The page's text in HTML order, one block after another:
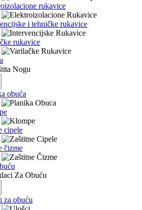
rukavice
i tehničke rukavice
rukavice
obuća
cipele
čizme
za obuću